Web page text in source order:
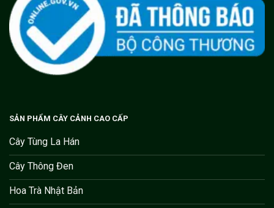
SẢN PHẨM CÂY CẢNH CAO CẤP
Cây Tùng La Hán
Cây Thông Đen
Hoa Trà Nhật Bản